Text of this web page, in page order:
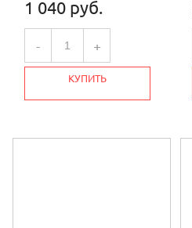
1 040 руб.
- +
КУПИТЬ